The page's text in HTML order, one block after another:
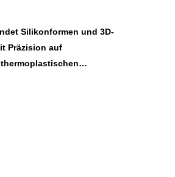
Silikonformen und 3D-
Präzision auf
ab.